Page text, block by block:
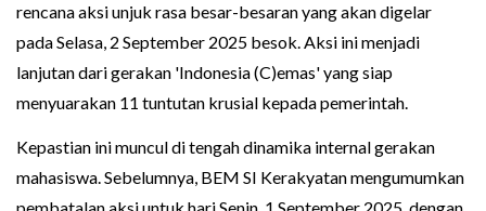
rencana aksi unjuk rasa besar-besaran yang akan digelar
pada Selasa, 2 September 2025 besok. Aksi ini menjadi
lanjutan dari gerakan 'Indonesia (C)emas' yang siap
menyuarakan 11 tuntutan krusial kepada pemerintah.
Kepastian ini muncul di tengah dinamika internal gerakan
mahasiswa. Sebelumnya, BEM SI Kerakyatan mengumumkan